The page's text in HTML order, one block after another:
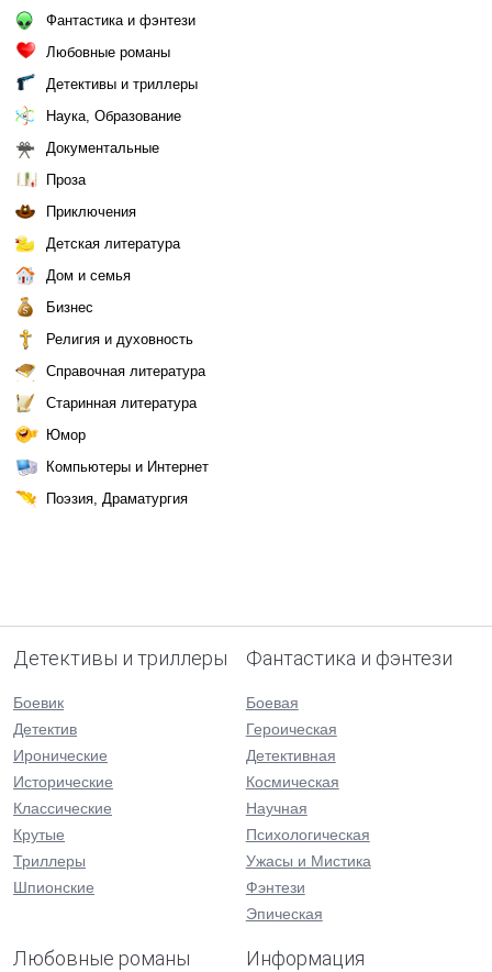
Фантастика и фэнтези
Любовные романы
Детективы и триллеры
Наука, Образование
Документальные
Проза
Приключения
Детская литература
Дом и семья
Бизнес
Религия и духовность
Справочная литература
Старинная литература
Юмор
Компьютеры и Интернет
Поэзия, Драматургия
Детективы и триллеры
Боевик
Детектив
Иронические
Исторические
Классические
Крутые
Триллеры
Шпионские
Фантастика и фэнтези
Боевая
Героическая
Детективная
Космическая
Научная
Психологическая
Ужасы и Мистика
Фэнтези
Эпическая
Любовные романы Информация